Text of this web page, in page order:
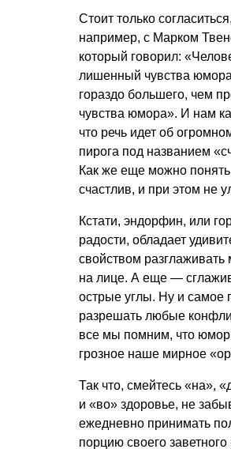
Стоит только согласиться,
например, с Марком
который говорил:
лишенный чувства
гораздо большего, чем
чувства юмора». И нам
что речь идет об
пирога под названием
Как же еще можно
счастлив, и при этом не
Кстати, эндорфин, или
радости, обладает
свойством
на лице. А еще —
острые углы. Ну и самое
разрешать любые
все мы помним, что
грозное наше мирное
Так что, смейтесь «на»,
и «во» здоровье, не
ежедневно принимать
порцию своего заветного